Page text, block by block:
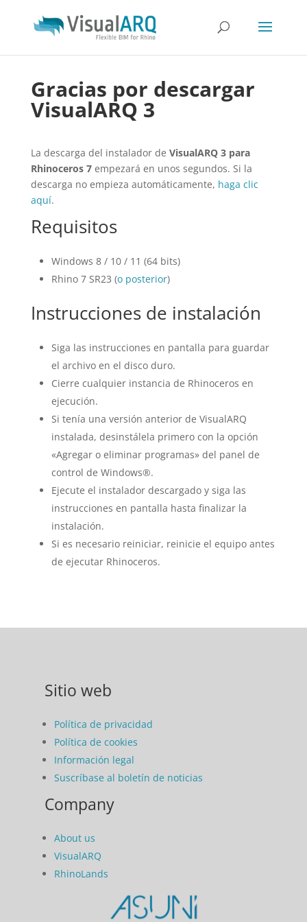
Gracias por descargar
VisualARQ 3
La descarga del instalador de VisualARQ 3 para
Rhinoceros 7empezará en unos segundos. Si la
descarga no empieza automáticamente, haga clic
aquí.
Requisitos
Windows 8 / 10 / 11 (64 bits)
Rhino 7 SR23 (o posterior)
Instrucciones de instalación
Siga las instrucciones en pantalla para guardar
el archivo en el disco duro.
Cierre cualquier instancia de Rhinoceros en
ejecución.
Si tenía una versión anterior de VisualARQ
instalada, desinstálela primero con la opción
«Agregar o eliminar programas» del panel de
control de Windows®.
Ejecute el instalador descargado y siga las
instrucciones en pantalla hasta finalizar la
instalación.
Si es necesario reiniciar, reinicie el equipo antes
de ejecutar Rhinoceros.
Sitio web
Política de privacidad
Política de cookies
Información legal
Suscríbase al boletín de noticias
Company
About us
VisualARQ
RhinoLands